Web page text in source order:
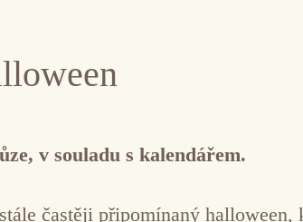
v souladu s kalendářem.
častěji připomínaný